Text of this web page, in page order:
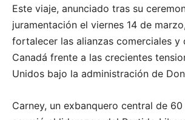
Este viaje, anunciado tras su
juramentación el viernes 14 de
fortalecer las alianzas comerciales y
Canadá frente a las crecientes
Unidos bajo la administración de
Carney, un exbanquero central de